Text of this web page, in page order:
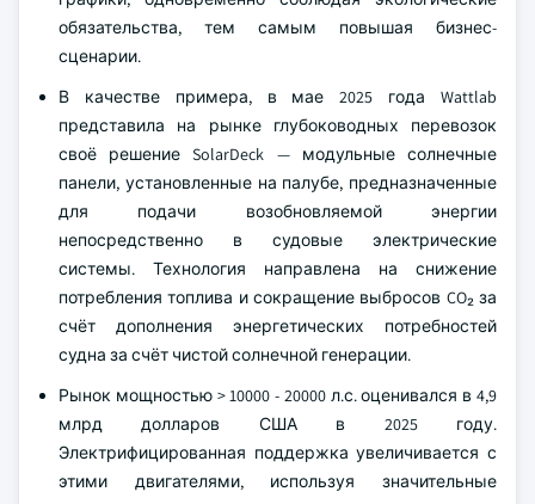
обязательства, тем самым повышая бизнес-
сценарии.
В качестве примера, в мае 2025 года Wattlab
представила на рынке глубоководных перевозок
своё решение SolarDeck — модульные солнечные
панели, установленные на палубе, предназначенные
для подачи возобновляемой энергии
непосредственно в судовые электрические
системы. Технология направлена на снижение
потребления топлива и сокращение выбросов CO₂ за
счёт дополнения энергетических потребностей
судна за счёт чистой солнечной генерации.
Рынок мощностью > 10000 - 20000 л.с. оценивался в 4,9
млрд долларов США в 2025 году.
Электрифицированная поддержка увеличивается с
этими двигателями, используя значительные